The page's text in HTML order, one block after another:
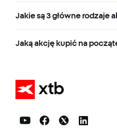
Jakie są 3 główne rodzaje
Jaką akcję kupić na